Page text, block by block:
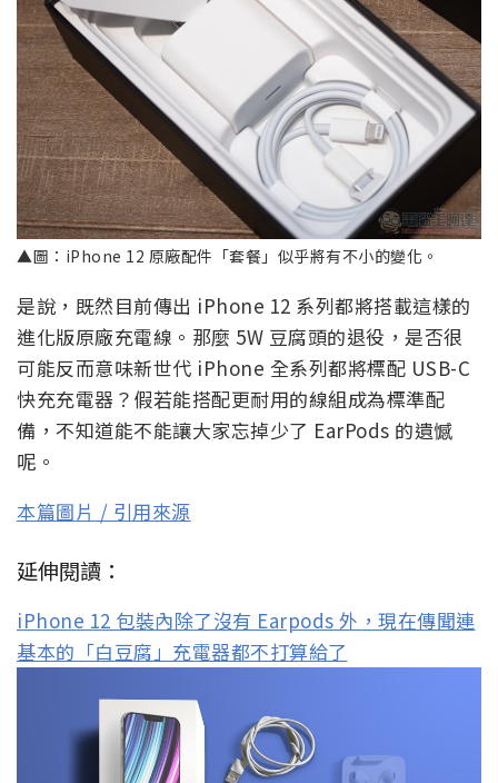
▲圖：iPhone 12 原廠配件「套餐」似乎將有不小的變化。
是說，既然目前傳出 iPhone 12 系列都將搭載這樣的
進化版原廠充電線。那麼 5W 豆腐頭的退役，是否很
可能反而意味新世代 iPhone 全系列都將標配 USB-C
快充充電器？假若能搭配更耐用的線組成為標準配
備，不知道能不能讓大家忘掉少了 EarPods 的遺憾
呢。
本篇圖片 / 引用來源
延伸閱讀：
iPhone 12 包裝內除了沒有 Earpods 外，現在傳聞連
基本的「白豆腐」充電器都不打算給了